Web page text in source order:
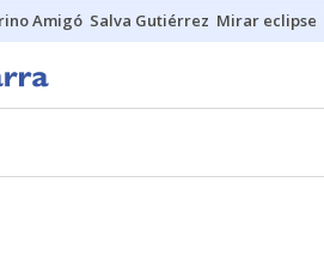
Amigó Salva Gutiérrez Mirar eclipse